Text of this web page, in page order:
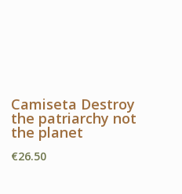
Camiseta Destroy
the patriarchy not
the planet
€26.50